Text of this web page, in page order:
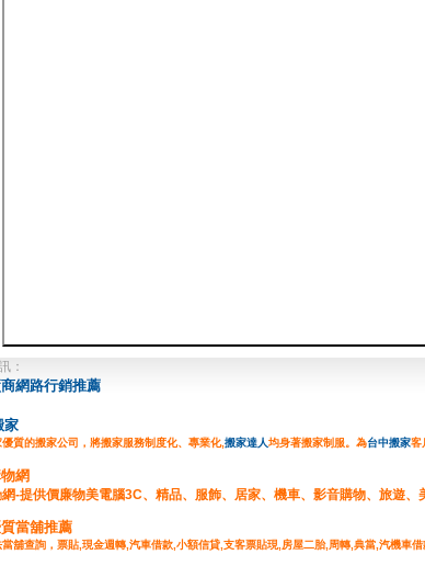
：
網路行銷推薦
家
質的搬家公司，將搬家服務制度化、專業化,搬家達人均身著搬家制服。為台中搬家客
網
網-提供價廉物美電腦3C、精品、服飾、居家、機車、影音購物、旅遊
當舖推薦
舖查詢，票貼,現金週轉,汽車借款,小額信貸, 支客票貼現 ,房屋二胎,周轉,典當,汽機車借